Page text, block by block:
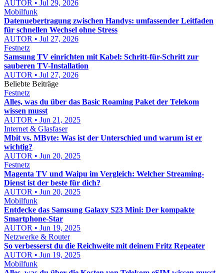
AUTOR • Jul 29, 2026
Mobilfunk
Datenuebertragung zwischen Handys: umfassender Leitfaden
für schnellen Wechsel ohne Stress
AUTOR • Jul 27, 2026
Festnetz
Samsung TV einrichten mit Kabel: Schritt-für-Schritt zur
sauberen TV-Installation
AUTOR • Jul 27, 2026
Beliebte Beiträge
Festnetz
Alles, was du über das Basic Roaming Paket der Telekom
wissen musst
AUTOR • Jun 21, 2025
Internet & Glasfaser
Mbit vs. MByte: Was ist der Unterschied und warum ist er
wichtig?
AUTOR • Jun 20, 2025
Festnetz
Magenta TV und Waipu im Vergleich: Welcher Streaming-
Dienst ist der beste für dich?
AUTOR • Jun 20, 2025
Mobilfunk
Entdecke das Samsung Galaxy S23 Mini: Der kompakte
Smartphone-Star
AUTOR • Jun 19, 2025
Netzwerke & Router
So verbesserst du die Reichweite mit deinem Fritz Repeater
AUTOR • Jun 19, 2025
Mobilfunk